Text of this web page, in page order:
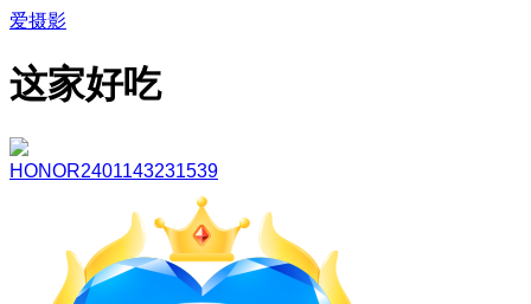
爱摄影
这家好吃
HONOR2401143231539